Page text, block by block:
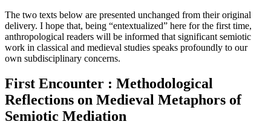
The two texts below are presented unchanged from their original
delivery. I hope that, being “entextualized” here for the first time,
anthropological readers will be informed that significant semiotic
work in classical and medieval studies speaks profoundly to our
own subdisciplinary concerns.
First Encounter : Methodological
Reflections on Medieval Metaphors of
Semiotic Mediation